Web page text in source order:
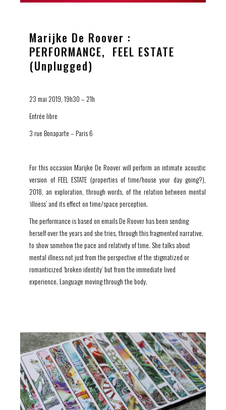
échappe, ce qui se dérobe, trouve, le temps d’une formule, une densité
est question de réduire le dédale intérieur de chacun, cette distance
labyrinthique qui nous sépare de nous-mêmes, de ce que nous croyons
être, de ce que nous rêvons d’être.
la rationalisation du monde, Laurent Derobert en fait une modalité pour
Marijke De Roover :
PERFORMANCE, FEEL ESTATE
(Unplugged)
23 mai 2019, 19h30 – 21h
Entrée libre
3 rue Bonaparte – Paris 6
For this occasion Marijke De Roover will perform an intimate acoustic
version of FEEL ESTATE (properties of time/house your day going?),
2018, an exploration, through words, of the relation between mental
‘illness’ and its effect on time/space perception.
The performance is based on emails De Roover has been sending
herself over the years and she tries, through this fragmented narrative,
to show somehow the pace and relativity of time. She talks about
mental illness not just from the perspective of the stigmatized or
romanticized ‘broken identity’ but from the immediate lived
experience. Language moving through the body.